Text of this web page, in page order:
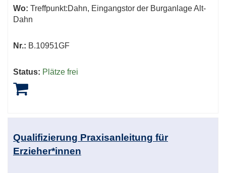
Wo: Treffpunkt:Dahn, Eingangstor der Burganlage Alt-
Dahn
Nr.: B.10951GF
Status: Plätze frei
Qualifizierung Praxisanleitung für
Erzieher*innen